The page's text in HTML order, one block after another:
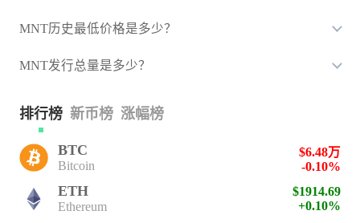
MNT历史最低价格是多少？
MNT发行总量是多少？
排行榜 新币榜 涨幅榜
BTC
Bitcoin
$6.48万
-0.10%
ETH
Ethereum
$1914.69
+0.10%